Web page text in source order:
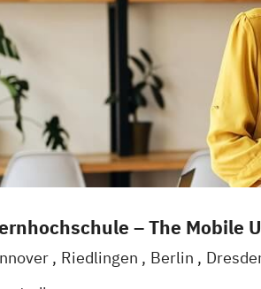
– The Mobile
Riedlingen Berlin